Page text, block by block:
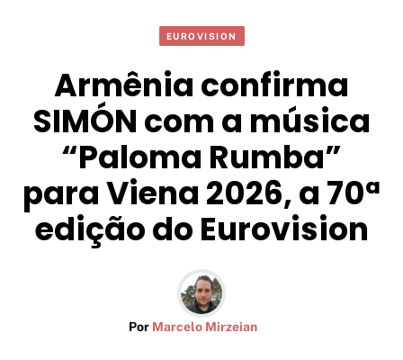
EUROVISION
Armênia confirma
SIMÓN com a música
“Paloma Rumba”
para Viena 2026, a 70ª
edição do Eurovision
Por Marcelo Mirzeian